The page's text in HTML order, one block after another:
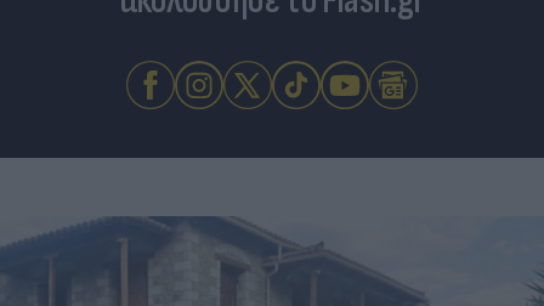
ακολούθησε το Flash.gr